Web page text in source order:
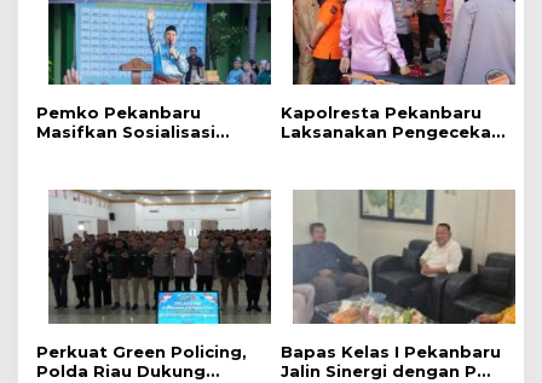
‎Pemko Pekanbaru
Masifkan Sosialisasi
Pekanbaru
Kapolresta Pekanbaru
Laksanakan Pengecekan
Kecamatan Menghadapi
Perkuat Green Policing,
Polda Riau Dukung
Bapas Kelas I Pekanbaru
Jalin Sinergi dengan PW